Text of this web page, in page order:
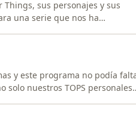
una serie que nos ha
solo nuestros TOPS personales